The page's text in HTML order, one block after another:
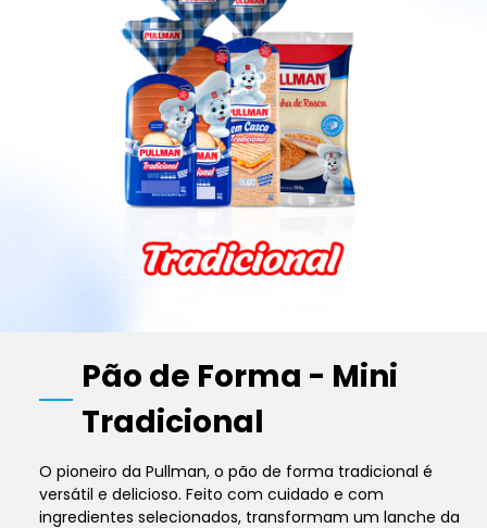
Pão de Forma - Mini
Tradicional
O pioneiro da Pullman, o pão de forma tradicional é
versátil e delicioso. Feito com cuidado e com
ingredientes selecionados, transformam um lanche da